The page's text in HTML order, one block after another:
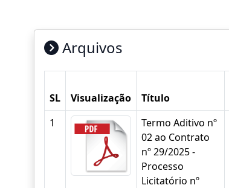
Arquivos
SL Visualização Título
1
Termo Aditivo nº
02 ao Contrato
nº 29/2025 -
Processo
Licitatório nº